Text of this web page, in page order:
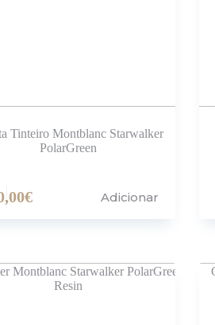
Tinteiro Montblanc Starwalker
PolarGreen
€ Adicionar